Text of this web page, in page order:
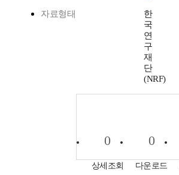
자료형태
한
국
연
구
재
단
(NRF)
0
상세조회
0
다운로드